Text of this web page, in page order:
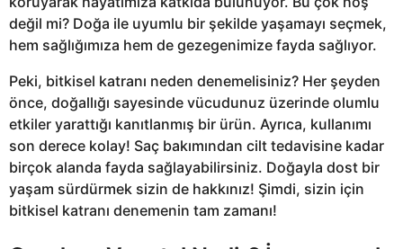
değil mi? Doğa ile uyumlu bir şekilde yaşamayı seçmek,
hem sağlığımıza hem de gezegenimize fayda sağlıyor.
Peki, bitkisel katranı neden denemelisiniz? Her şeyden
önce, doğallığı sayesinde vücudunuz üzerinde olumlu
etkiler yarattığı kanıtlanmış bir ürün. Ayrıca, kullanımı
son derece kolay! Saç bakımından cilt tedavisine kadar
birçok alanda fayda sağlayabilirsiniz. Doğayla dost bir
yaşam sürdürmek sizin de hakkınız! Şimdi, sizin için
bitkisel katranı denemenin tam zamanı!